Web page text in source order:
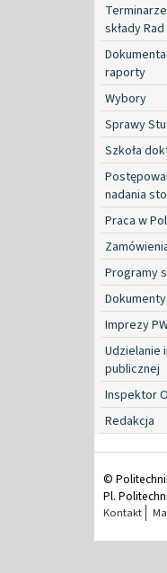
składy
raporty
Wybory
Sprawy
Szkoła
nadania
Praca w
Programy
Imprezy
Udzielanie
publicznej
Inspektor
Redakcja
©
Pl.
Kontakt